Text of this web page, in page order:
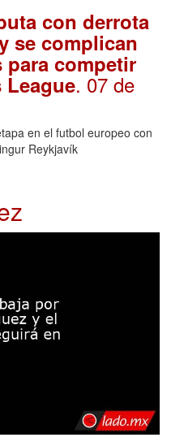
con derrota
se complican
competir
. 07 de
en el futbol europeo con
Reykjavík